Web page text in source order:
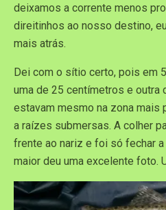
deixamos a corrente menos
direitinhos ao nosso destino,
mais atrás.
Dei com o sítio certo, pois em
uma de 25 centímetros e outra
estavam mesmo na zona mais
a raízes submersas. A colher
frente ao nariz e foi só fechar
maior deu uma excelente foto.